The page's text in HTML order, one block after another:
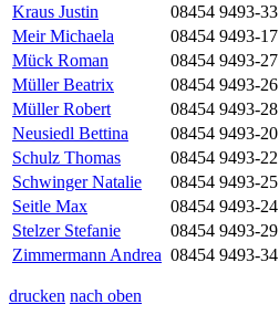
Kraus Justin
08454 9493-33
Meir Michaela
08454 9493-17
Mück Roman
08454 9493-27
Müller Beatrix
08454 9493-26
Müller Robert
08454 9493-28
Neusiedl Bettina
08454 9493-20
Schulz Thomas
08454 9493-22
Schwinger Natalie
08454 9493-25
Seitle Max
08454 9493-24
Stelzer Stefanie
08454 9493-29
Zimmermann Andrea 08454 9493-34
drucken nach oben